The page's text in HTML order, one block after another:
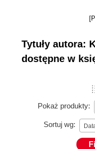
Tytuły autora:
dostępne w
Pokaż produkty:
Sortuj wg: